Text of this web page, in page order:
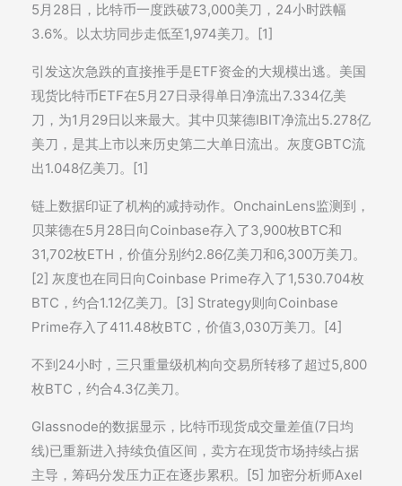
5月28日，比特币一度跌破73,000美刀，24小时跌幅
3.6%。以太坊同步走低至1,974美刀。[1]
引发这次急跌的直接推手是ETF资金的大规模出逃。美国
现货比特币ETF在5月27日录得单日净流出7.334亿美
刀，为1月29日以来最大。其中贝莱德IBIT净流出5.278亿
美刀，是其上市以来历史第二大单日流出。灰度GBTC流
出1.048亿美刀。[1]
链上数据印证了机构的减持动作。OnchainLens监测到，
贝莱德在5月28日向Coinbase存入了3,900枚BTC和
31,702枚ETH，价值分别约2.86亿美刀和6,300万美刀。
[2] 灰度也在同日向Coinbase Prime存入了1,530.704枚
BTC，约合1.12亿美刀。[3] Strategy则向Coinbase
Prime存入了411.48枚BTC，价值3,030万美刀。[4]
不到24小时，三只重量级机构向交易所转移了超过5,800
枚BTC，约合4.3亿美刀。
Glassnode的数据显示，比特币现货成交量差值(7日均
线)已重新进入持续负值区间，卖方在现货市场持续占据
主导，筹码分发压力正在逐步累积。[5] 加密分析师Axel